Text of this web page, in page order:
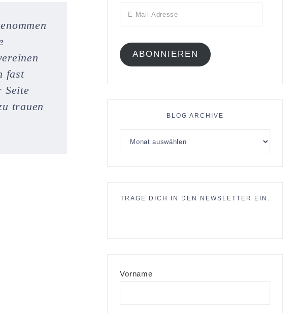
fast
Seite
trauen
ABONNIEREN
BLOG ARCHIVE
TRAGE DICH IN DEN NEWSLETTER EIN.
Vorname